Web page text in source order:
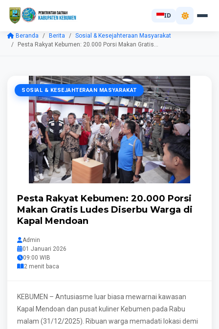
ID
Beranda Berita
Sosial & Kesejahteraan Masyarakat
Pesta Rakyat Kebumen: 20.000 Porsi Makan Gratis...
SOSIAL & KESEJAHTERAAN MASYARAKAT
Pesta Rakyat Kebumen: 20.000 Porsi
Makan Gratis Ludes Diserbu Warga di
Kapal Mendoan
Admin
01 Januari 2026
09:00 WIB
2 menit baca
KEBUMEN – Antusiasme luar biasa mewarnai kawasan
Kapal Mendoan dan pusat kuliner Kebumen pada Rabu
malam (31/12/2025). Ribuan warga memadati lokasi demi